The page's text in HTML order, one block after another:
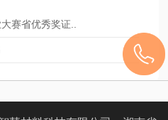
赛省优秀奖证..